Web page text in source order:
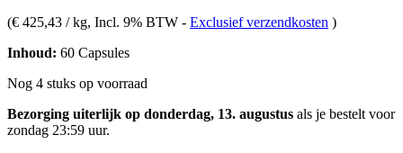
(€ 425,43 / kg, Incl. 9% BTW - Exclusief verzendkosten )
Inhoud: 60 Capsules
Nog 4 stuks op voorraad
Bezorging uiterlijk op donderdag, 13. augustus als je bestelt voor
zondag 23:59 uur.